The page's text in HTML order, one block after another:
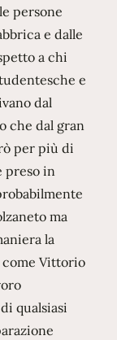
persone
e dalle
a chi
e
dal
che dal gran
per più di
preso in
ma
la
come Vittorio
qualsiasi